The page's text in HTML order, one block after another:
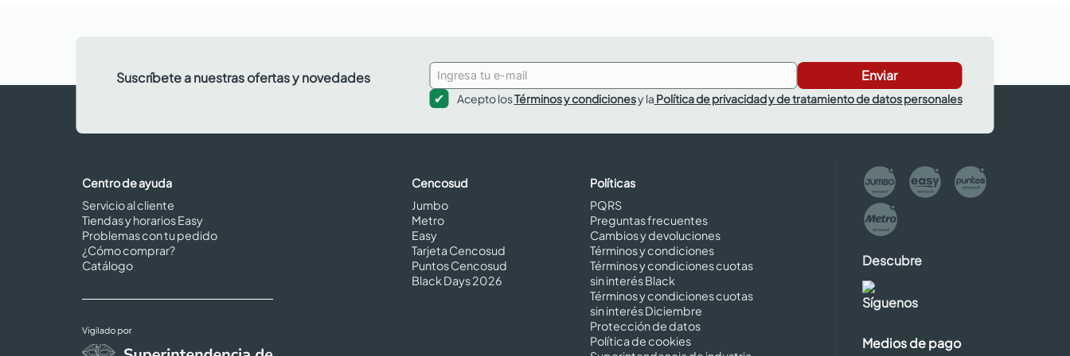
Suscríbete a nuestras ofertas y novedades Enviar
Acepto losTérminos y condicionesy la Política de privacidad y de tratamiento de datos personales
Centro de ayuda
Servicio al cliente
Tiendas y horarios Easy
Problemas con tu pedido
¿Cómo comprar?
Catálogo
Cencosud
Jumbo
Metro
Easy
Tarjeta Cencosud
Puntos Cencosud
Black Days 2026
Políticas
PQRS
Preguntas frecuentes
Cambios y devoluciones
Términos y condiciones
Términos y condiciones cuotas
sin interés Black
Términos y condiciones cuotas
sin interés Diciembre
Protección de datos
Política de cookies
Descubre
Síguenos
Medios de pago